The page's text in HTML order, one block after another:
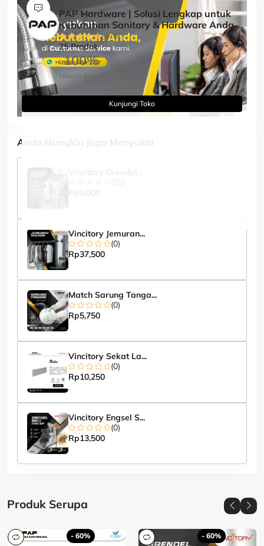
Anda Mungkin Juga Menyukai
Rp8,000
Vincitory Jemuran...
(0)
Rp37,500
Match Sarung Tanga...
(0)
Rp5,750
Vincitory Sekat La...
(0)
Rp10,250
Vincitory Engsel S...
(0)
Rp13,500
PAP Hardware | Solusi Lengkap untuk
Kebutuhan Sanitary & Hardware Anda
(479)
25 Produk
100%
Ulasan positif
Kunjungi Toko
Produk Serupa
- 60% - 60%